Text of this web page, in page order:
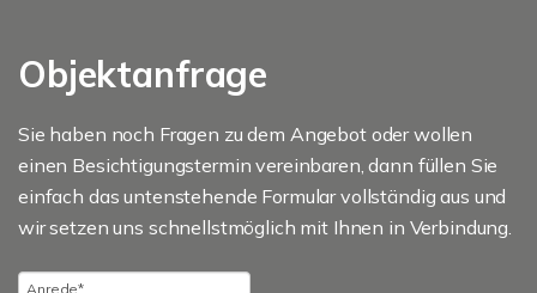
Objektanfrage
Sie haben noch Fragen zu dem Angebot oder wollen
einen Besichtigungstermin vereinbaren, dann füllen Sie
einfach das untenstehende Formular vollständig aus und
wir setzen uns schnellstmöglich mit Ihnen in Verbindung.